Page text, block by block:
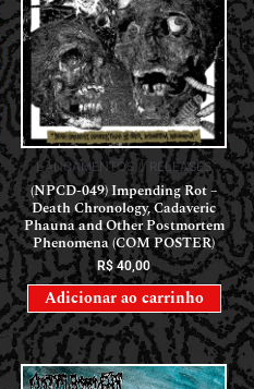
LANÇAMENTOS // RELEASES
(NPCD-049) Impending Rot –
Death Chronology, Cadaveric
Phauna and Other Postmortem
Phenomena (COM POSTER)
R$40,00
Adicionar ao carrinho